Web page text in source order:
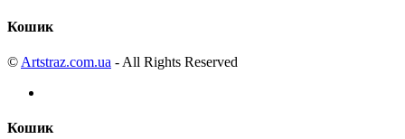
Кошик
© Artstraz.com.ua - All Rights Reserved
Кошик